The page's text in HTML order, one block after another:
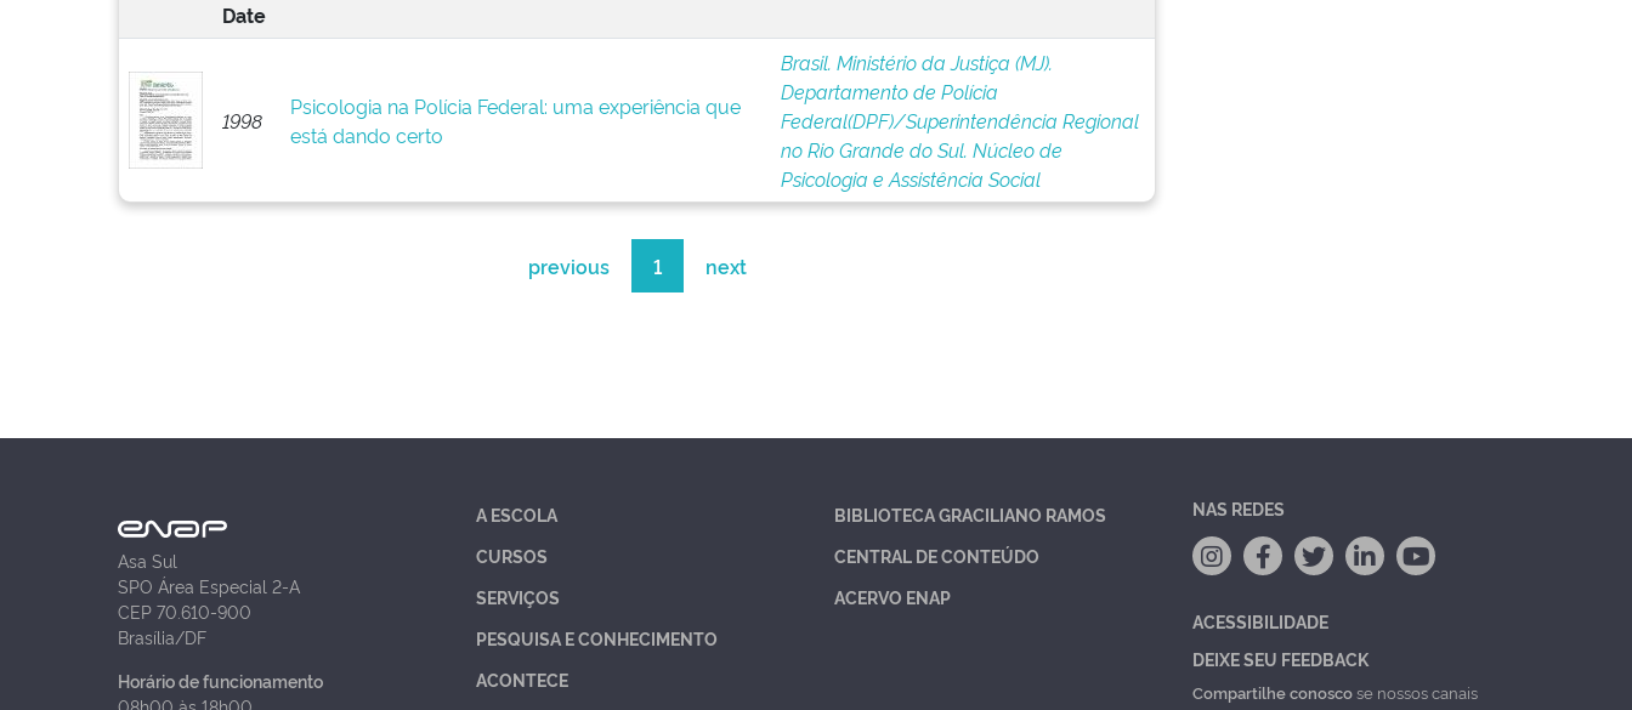
Date
1998
Psicologia na Polícia Federal: uma experiência que
está dando certo
Brasil. Ministério da Justiça (MJ).
Departamento de Polícia
Federal(DPF)/Superintendência Regional
no Rio Grande do Sul. Núcleo de
Psicologia e Assistência Social
previous 1 next
Asa Sul
SPO Área Especial 2-A
CEP 70.610-900
Brasília/DF
Horário de funcionamento
A ESCOLA
CURSOS
SERVIÇOS
PESQUISA E CONHECIMENTO
ACONTECE
BIBLIOTECA GRACILIANO RAMOS
CENTRAL DE CONTEÚDO
ACERVO ENAP
NAS REDES
ACESSIBILIDADE
DEIXE SEU FEEDBACK
Compartilhe conoscose nossos canais